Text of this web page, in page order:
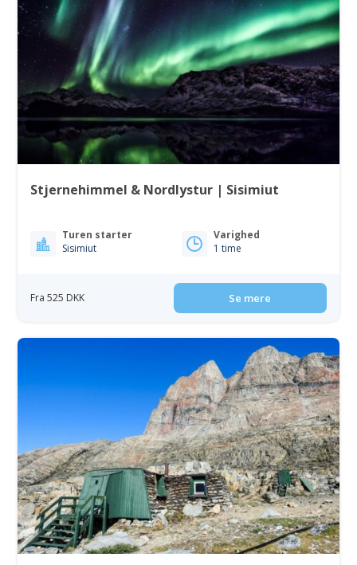
Stjernehimmel & Nordlystur | Sisimiut
Turen starter
Sisimiut
Varighed
1 time
Fra 525 DKK Se mere